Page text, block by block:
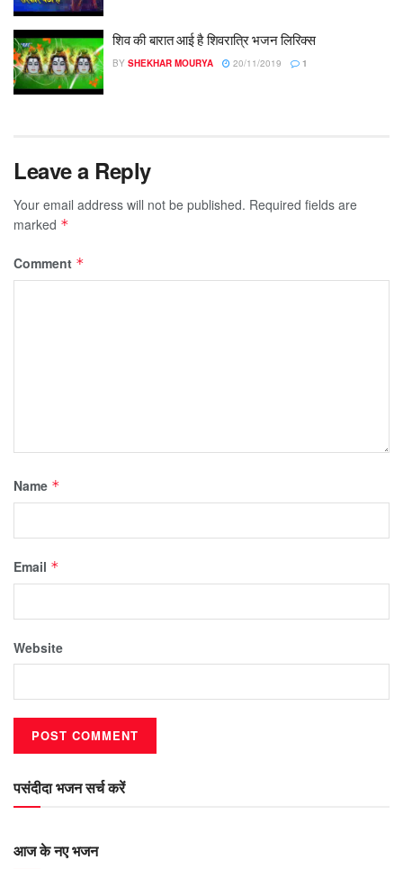
शिव की बारात आई है शिवरात्रि भजन लिरिक्स
BY SHEKHAR MOURYA 20/11/2019 1
Leave a Reply
Your email address will not be published. Required fields are
marked *
Comment *
Name *
Email *
Website
पसंदीदा भजन सर्च करें
आज के नए भजन